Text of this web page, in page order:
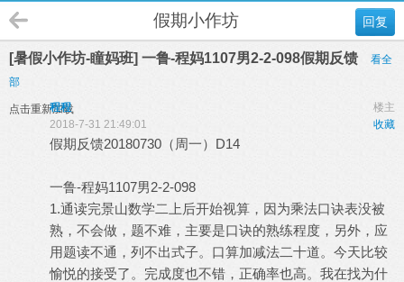
回复
假期小作坊
[暑假小作坊-瞳妈班] 一鲁-程妈1107男2-2-098假期反馈
看全
部
点击重新加载 楼主
程程
收藏
2018-7-31 21:49:01
假期反馈20180730（周一）D14
一鲁-程妈1107男2-2-098
1.通读完景山数学二上后开始视算，因为乘法口诀表没被
熟，不会做，题不难，主要是口诀的熟练程度，另外，应
用题读不通，列不出式子。口算加减法二十道。今天比较
愉悦的接受了。完成度也不错，正确率也高。我在找为什